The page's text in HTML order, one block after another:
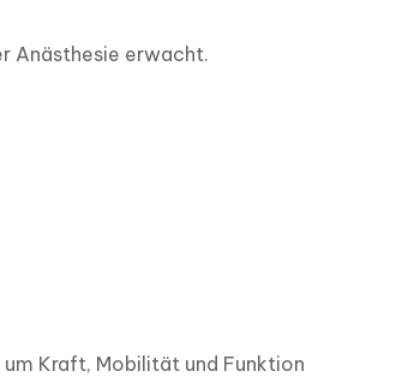
Anästhesie erwacht.
Kraft, Mobilität und Funktion